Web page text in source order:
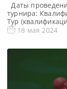
Даты
турнира:
Тур
Morningside
18 мая 2024